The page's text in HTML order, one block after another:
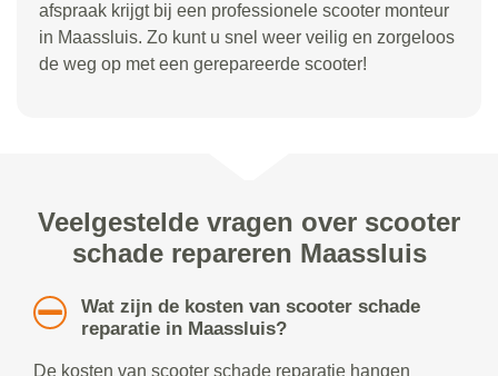
afspraak krijgt bij een professionele scooter monteur
in Maassluis. Zo kunt u snel weer veilig en zorgeloos
de weg op met een gerepareerde scooter!
Veelgestelde vragen over scooter
schade repareren Maassluis
Wat zijn de kosten van scooter schade
reparatie in Maassluis?
De kosten van scooter schade reparatie hangen